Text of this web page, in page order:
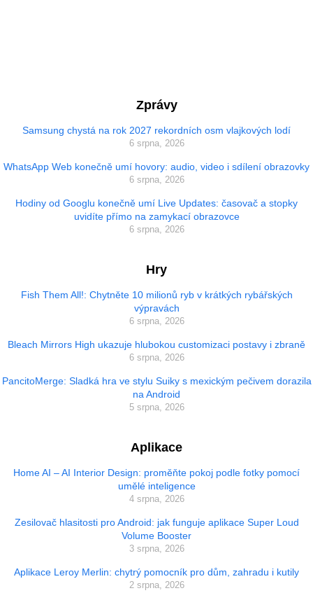
Zprávy
Samsung chystá na rok 2027 rekordních osm vlajkových lodí
6 srpna, 2026
WhatsApp Web konečně umí hovory: audio, video i sdílení obrazovky
6 srpna, 2026
Hodiny od Googlu konečně umí Live Updates: časovač a stopky
uvidíte přímo na zamykací obrazovce
6 srpna, 2026
Hry
Fish Them All!: Chytněte 10 milionů ryb v krátkých rybářských
výpravách
6 srpna, 2026
Bleach Mirrors High ukazuje hlubokou customizaci postavy i zbraně
6 srpna, 2026
PancitoMerge: Sladká hra ve stylu Suiky s mexickým pečivem dorazila
na Android
5 srpna, 2026
Aplikace
Home AI – AI Interior Design: proměňte pokoj podle fotky pomocí
umělé inteligence
4 srpna, 2026
Zesilovač hlasitosti pro Android: jak funguje aplikace Super Loud
Volume Booster
3 srpna, 2026
Aplikace Leroy Merlin: chytrý pomocník pro dům, zahradu i kutily
2 srpna, 2026